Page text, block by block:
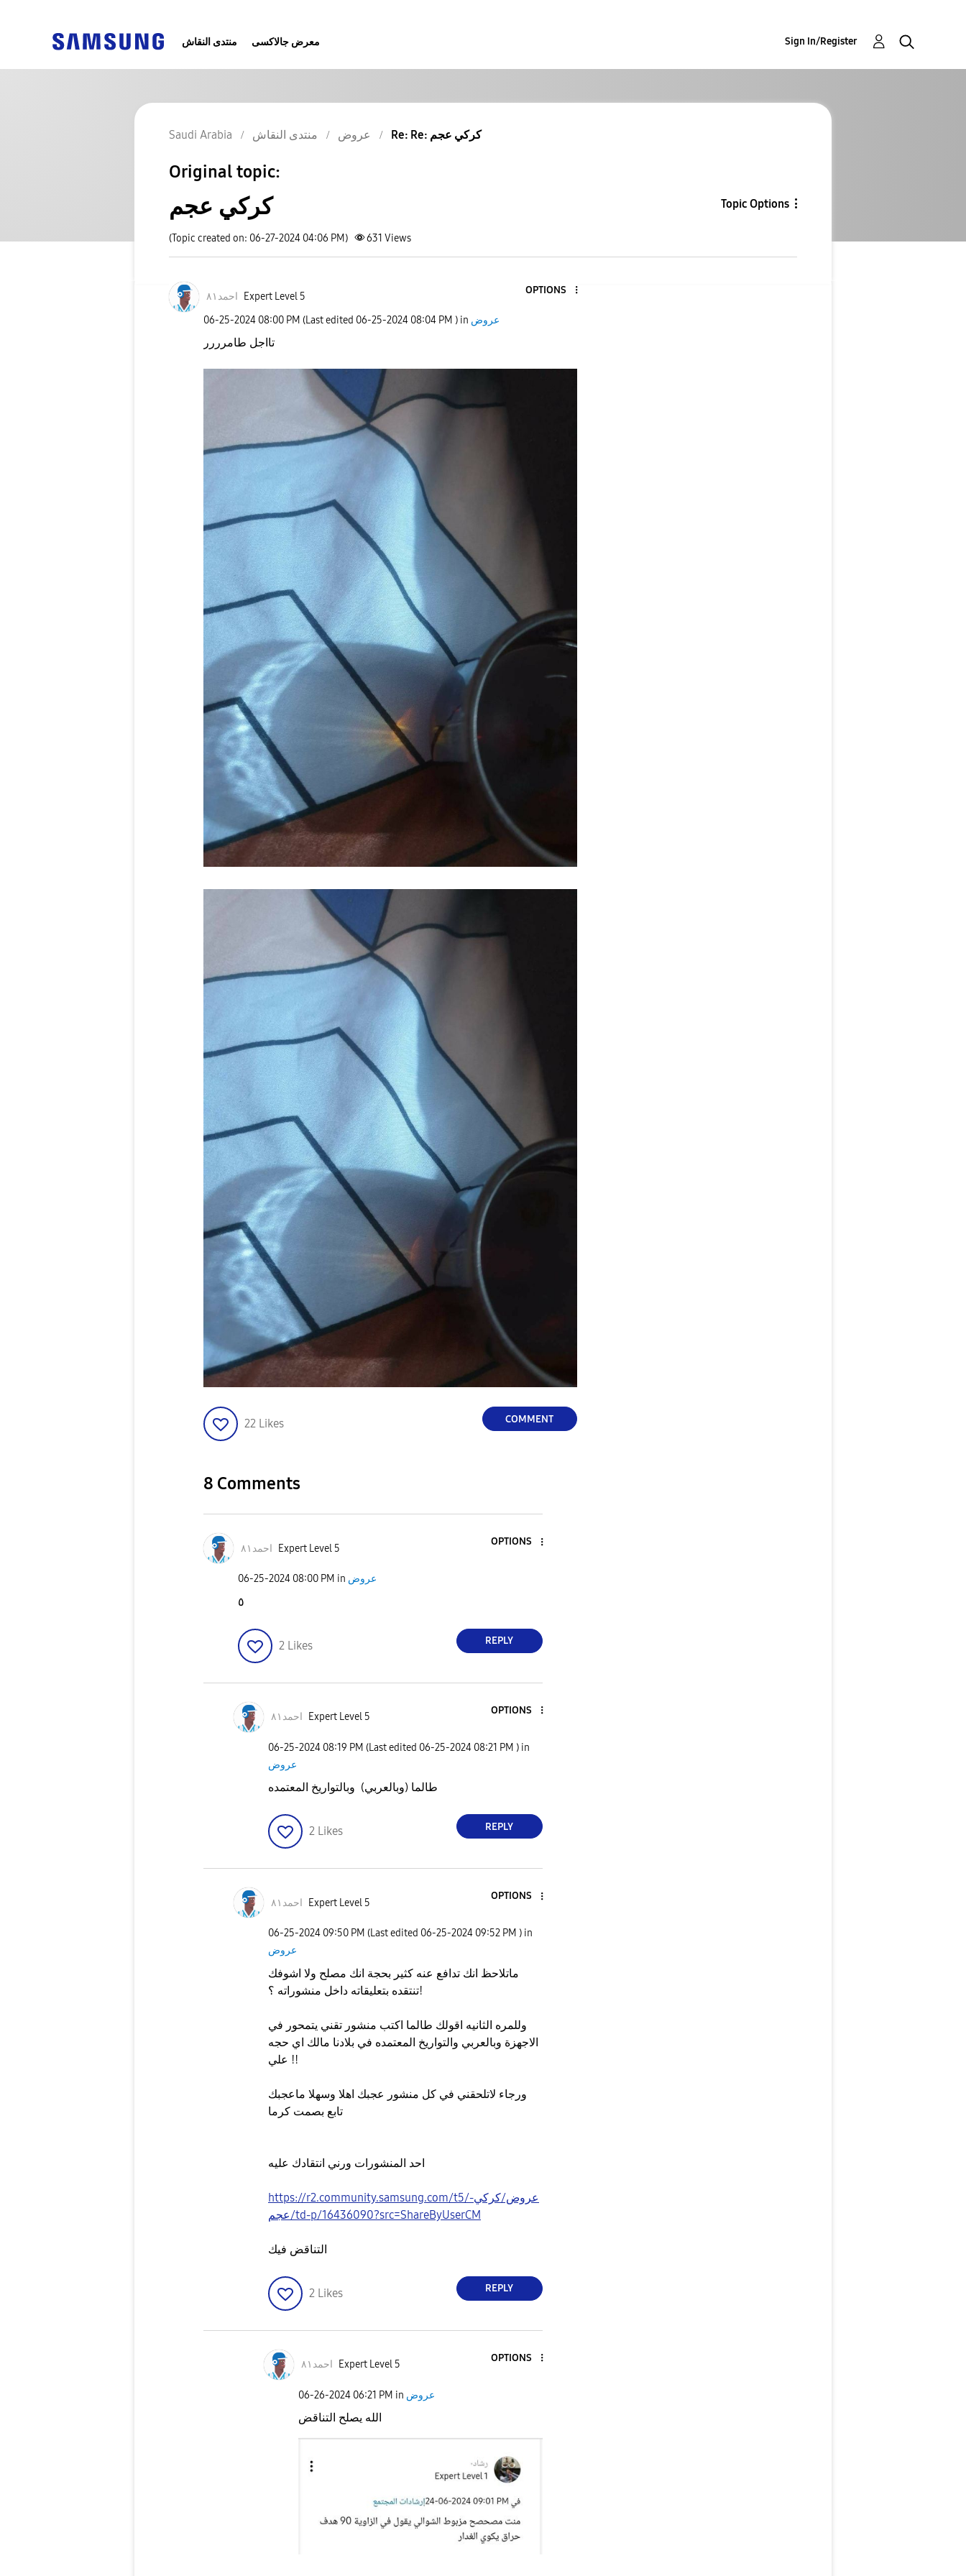
منتدى النقاش معرض جالاكسى Sign In/Register
Saudi Arabia منتدى النقاش عروض Re: Re: كركي عجم
Original topic:
كركي عجم Topic Options
(Topic created on: 06-27-2024 04:06 PM) 631 Views
احمد٨١ Expert Level 5
OPTIONS
‎06-25-2024 08:00 PM (Last edited ‎06-25-2024 08:04 PM ) in عروض
تااجل طامرررر
22 Likes COMMENT
8 Comments
احمد٨١ Expert Level 5
OPTIONS
‎06-25-2024 08:00 PM in عروض
٥
2 Likes REPLY
احمد٨١ Expert Level 5
OPTIONS
‎06-25-2024 08:19 PM (Last edited ‎06-25-2024 08:21 PM ) in
عروض
طالما (وبالعربي) وبالتواريخ المعتمده
2 Likes REPLY
احمد٨١ Expert Level 5
OPTIONS
‎06-25-2024 09:50 PM (Last edited ‎06-25-2024 09:52 PM ) in
عروض
ماتلاحظ انك تدافع عنه كثير بحجة انك مصلح ولا اشوفك
تنتقده بتعليقاته داخل منشوراته ؟!
وللمره الثانيه اقولك طالما اكتب منشور تقني يتمحور في
الاجهزة وبالعربي والتواريخ المعتمده في بلادنا مالك اي حجه
علي !!
ورجاء لاتلحقني في كل منشور عجبك اهلا وسهلا ماعجبك
تابع بصمت كرما
احد المنشورات ورني انتقادك عليه
https://r2.community.samsung.com/t5/عروض/كركي-
عجم/td-p/16436090?src=ShareByUserCM
التناقض فيك
2 Likes REPLY
احمد٨١ Expert Level 5
OPTIONS
‎06-26-2024 06:21 PM in عروض
الله يصلح التناقض